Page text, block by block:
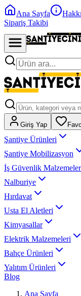
Ana Sayfa
Sipariş Takibi
Giriş Yap
Şantiye Ürünleri
Şantiye Mobilizasyon
İş Güvenlik
Nalburiye
Hırdavat
Usta El Aletleri
Kimyasallar
Elektrik Malzemeleri
Bahçe Ürünleri
Yalıtım Ürünleri
Blog
Ana Sayfa